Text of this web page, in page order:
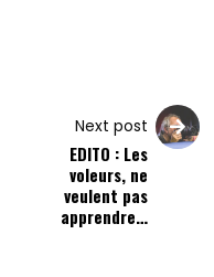
Next post
EDITO : Les
voleurs, ne
veulent pas
apprendre…